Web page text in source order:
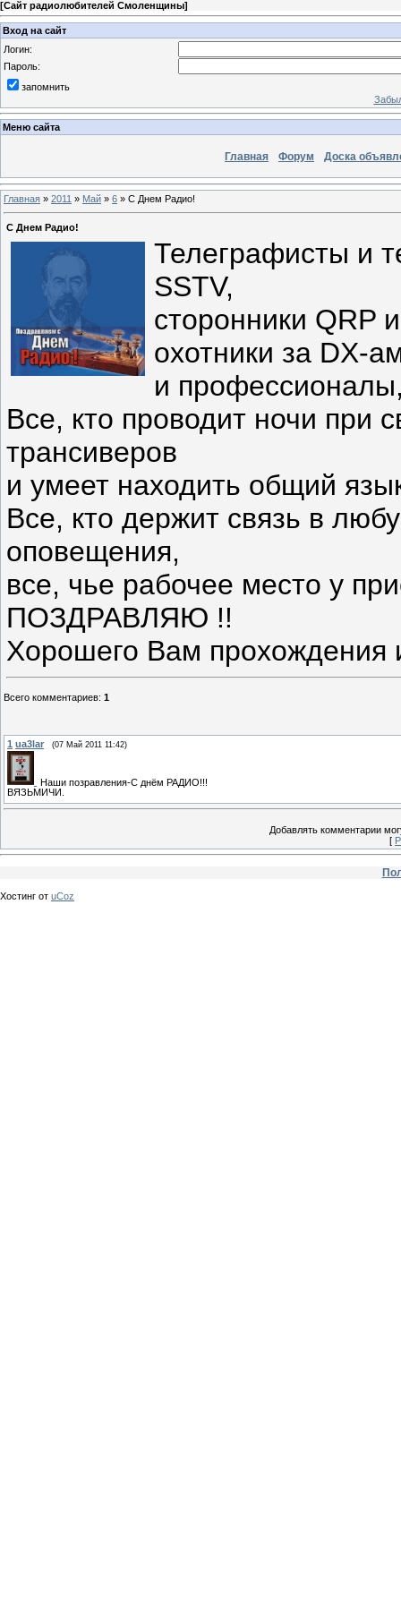
[Сайт радиолюбителей Смоленщины]
Вход на сайт
Логин:
Пароль:
запомнить
Меню сайта
Главная Форум Доска
Главная » 2011 » Май » 6 » С Днем Радио!
С Днем Радио!
Телеграфисты и
SSTV,
сторонники QRP
охотники за DX-
и
Все, кто проводит ночи при
трансиверов
и умеет находить общий
Все, кто держит связь в
оповещения,
все, чье рабочее место у
ПОЗДРАВЛЯЮ !!
Хорошего Вам прохождения
Всего комментариев: 1
1 ua3lar (07 Май 2011 11:42)
Наши позравления-С днём РАДИО!!!
ВЯЗЬМИЧИ.
Добавлять комментарии
[
Хостинг от uCoz